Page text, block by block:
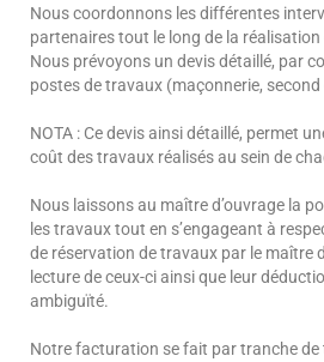
Nous coordonnons les différentes
partenaires tout le long de la réalisation
Nous prévoyons un devis détaillé, par
postes de travaux (maçonnerie,
NOTA : Ce devis ainsi détaillé, permet
coût des travaux réalisés au sein de
Nous laissons au maître d’ouvrage la
les travaux tout en s’engageant à
de réservation de travaux par le maître
lecture de ceux-ci ainsi que leur
ambiguïté.
Notre facturation se fait par tranche de